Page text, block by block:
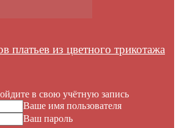
платьев из цветного трикотажа
в свою учётную запись
Ваше имя пользователя
Ваш пароль